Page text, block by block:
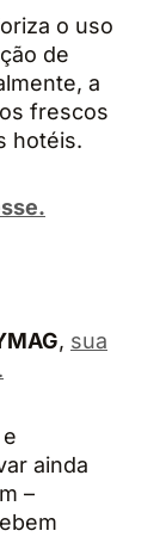
o uso
de
a
frescos
hotéis.
, sua
ainda
–